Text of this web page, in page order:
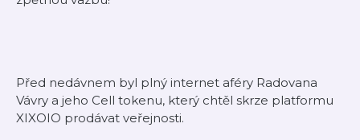
Před nedávnem byl plný internet aféry Radovana
Vávry a jeho Cell tokenu, který chtěl skrze platformu
XIXOIO prodávat veřejnosti.